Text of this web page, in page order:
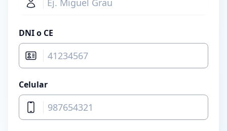
DNI o CE
Celular